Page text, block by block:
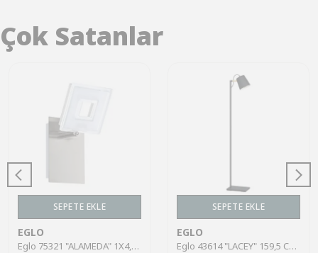
Çok Satanlar
SEPETE EKLE
EGLO
Eglo 75321 "ALAMEDA" 1X4,5W Çelik Nikel Mat Sıva Üstü Spot
SEPETE EKLE
EGLO
Eglo 43614 "LACEY" 159,5 Cm Yüksekliğinde Çelik, Ahşap Köşe Lambası Lambader